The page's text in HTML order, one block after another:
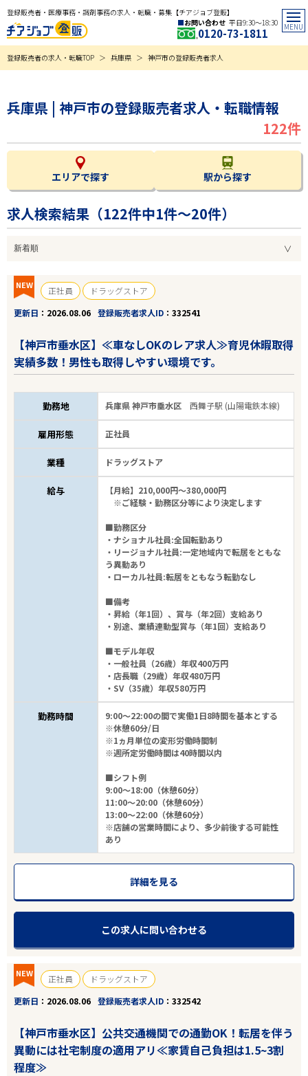
登録販売者・医療事務・調剤事務の求人・転職・募集【チアジョブ登販】
お問い合わせ 平日9:30〜18:30
0120-73-1811
登録販売者の求人・転職TOP 兵庫県 神戸市の登録販売者求人
兵庫県 | 神戸市の登録販売者求人・転職情報
122件
エリアで探す 駅から探す
求人検索結果（122件中1件～20件）
NEW 正社員
ドラッグストア
更新日
2026.08.06 登録販売者求人ID 332541
【神戸市垂水区】≪車なしOKのレア求人≫育児休暇取得
実績多数！男性も取得しやすい環境です。
勤務地 兵庫県 神戸市垂水区西舞子駅 (山陽電鉄本線)
雇用形態 正社員
業種 ドラッグストア
給与
【月給】210,000円～380,000円
※ご経験・勤務区分等により決定します
■勤務区分
・ナショナル社員:全国転勤あり
・リージョナル社員:一定地域内で転居をともな
う異動あり
・ローカル社員:転居をともなう転勤なし
■備考
・昇給（年1回）、賞与（年2回）支給あり
・別途、業績連動型賞与（年1回）支給あり
■モデル年収
・一般社員（26歳）年収400万円
・店長職（29歳）年収480万円
・SV（35歳）年収580万円
勤務時間
9:00～22:00の間で実働1日8時間を基本とする
※休憩60分/日
※1ヵ月単位の変形労働時間制
※週所定労働時間は40時間以内
■シフト例
9:00～18:00（休憩60分）
11:00～20:00（休憩60分）
13:00～22:00（休憩60分）
※店舗の営業時間により、多少前後する可能性
あり
詳細を見る
この求人に問い合わせる
NEW 正社員
ドラッグストア
更新日
2026.08.06 登録販売者求人ID 332542
【神戸市垂水区】公共交通機関での通勤OK！転居を伴う
異動には社宅制度の適用アリ≪家賃自己負担は1.5~3割
程度≫